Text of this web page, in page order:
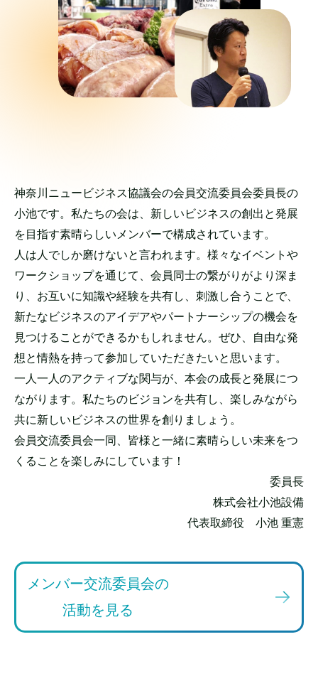
神奈川ニュービジネス協議会の会員交流委員会委員長の
小池です。私たちの会は、新しいビジネスの創出と発展
を目指す素晴らしいメンバーで構成されています。
人は人でしか磨けないと言われます。様々なイベントや
ワークショップを通じて、会員同士の繋がりがより深ま
り、お互いに知識や経験を共有し、刺激し合うことで、
新たなビジネスのアイデアやパートナーシップの機会を
見つけることができるかもしれません。ぜひ、自由な発
想と情熱を持って参加していただきたいと思います。
一人一人のアクティブな関与が、本会の成長と発展につ
ながります。私たちのビジョンを共有し、楽しみながら
共に新しいビジネスの世界を創りましょう。
会員交流委員会一同、皆様と一緒に素晴らしい未来をつ
くることを楽しみにしています！
委員長
株式会社小池設備
代表取締役 小池 重憲
メンバー交流委員会の
活動を見る